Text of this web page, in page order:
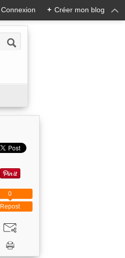
Connexion + Créer mon blog
Repost
0